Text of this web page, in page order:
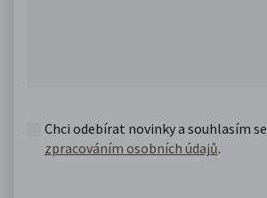
Chci odebírat novinky a souhlasím se
zpracováním osobních údajů.